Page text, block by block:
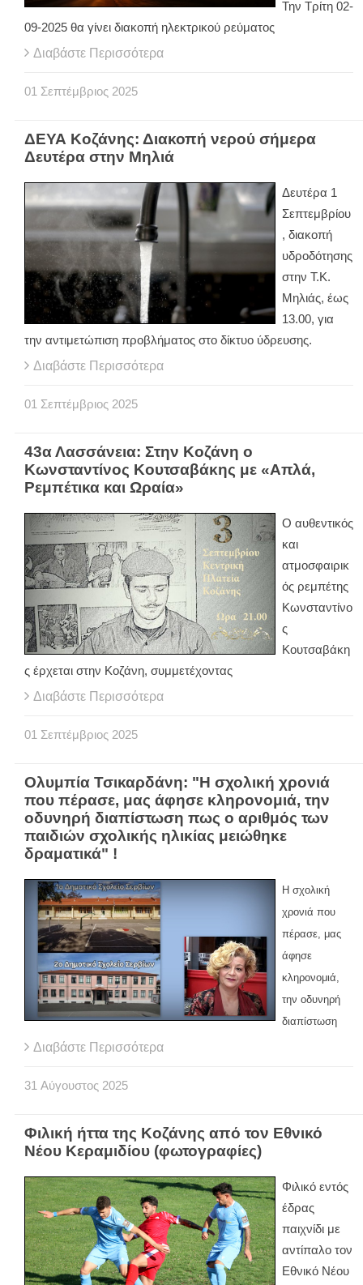
Την Τρίτη 02-
09-2025 θα γίνει διακοπή ηλεκτρικού ρεύματος
Διαβάστε Περισσότερα
01 Σεπτέμβριος 2025
ΔΕΥΑ Κοζάνης: Διακοπή νερού σήμερα
Δευτέρα στην Μηλιά
Δευτέρα 1
Σεπτεμβρίου
, διακοπή
υδροδότησης
στην Τ.Κ.
Μηλιάς, έως
13.00, για
την αντιμετώπιση προβλήματος στο δίκτυο ύδρευσης.
Διαβάστε Περισσότερα
01 Σεπτέμβριος 2025
43α Λασσάνεια: Στην Κοζάνη ο
Κωνσταντίνος Κουτσαβάκης με «Απλά,
Ρεμπέτικα και Ωραία»
Ο αυθεντικός
και
ατμοσφαιρικ
ός ρεμπέτης
Κωνσταντίνο
ς
Κουτσαβάκη
ς έρχεται στην Κοζάνη, συμμετέχοντας
Διαβάστε Περισσότερα
01 Σεπτέμβριος 2025
Ολυμπία Τσικαρδάνη: "Η σχολική χρονιά
που πέρασε, μας άφησε κληρονομιά, την
οδυνηρή διαπίστωση πως ο αριθμός των
παιδιών σχολικής ηλικίας μειώθηκε
δραματικά" !
Η σχολική
χρονιά που
πέρασε, μας
άφησε
κληρονομιά,
την οδυνηρή
διαπίστωση
Διαβάστε Περισσότερα
31 Αύγουστος 2025
Φιλική ήττα της Κοζάνης από τον Εθνικό
Νέου Κεραμιδίου (φωτογραφίες)
Φιλικό εντός
έδρας
παιχνίδι με
αντίπαλο τον
Εθνικό Νέου